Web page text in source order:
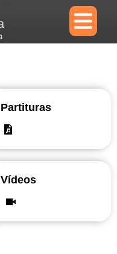
×
Reproductor
Partituras
Vídeos